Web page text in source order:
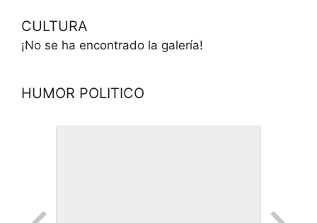
CULTURA
¡No se ha encontrado la galería!
HUMOR POLITICO